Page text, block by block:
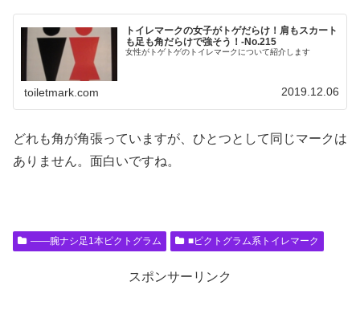
トイレマークの女子がトゲだらけ！肩もスカート
も足も角だらけで強そう！-No.215
女性がトゲトゲのトイレマークについて紹介します
toiletmark.com 2019.12.06
どれも角が角張っていますが、ひとつとして同じマークは
ありません。面白いですね。
――腕ナシ足1本ピクトグラム ■ピクトグラム系トイレマーク
スポンサーリンク